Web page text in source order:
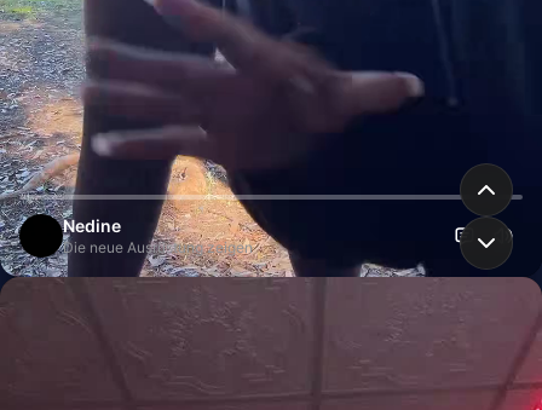
Nedine
Die neue Ausrüstung zeigen